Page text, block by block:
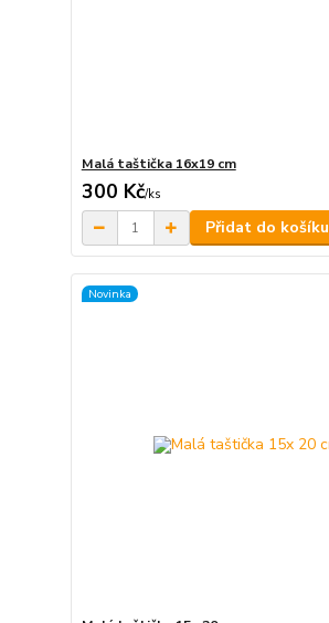
Malá taštička 16x19 cm
300 Kč/ks
Přidat do košíku
Novinka